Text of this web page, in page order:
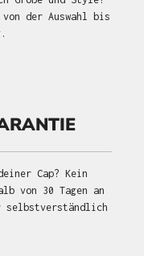
der Auswahl bis
Cap? Kein
von 30 Tagen an